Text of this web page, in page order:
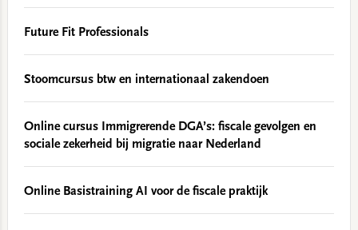
Future Fit Professionals
Stoomcursus btw en internationaal zakendoen
Online cursus Immigrerende DGA’s: fiscale gevolgen en
sociale zekerheid bij migratie naar Nederland
Online Basistraining AI voor de fiscale praktijk